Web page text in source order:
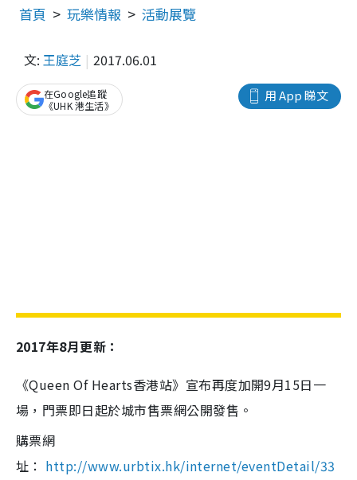
首頁 玩樂情報 活動展覽
文: 王庭芝 2017.06.01
用 App 睇文
在Google追蹤
《UHK 港生活》
2017年8月更新：
《Queen Of Hearts香港站》宣布再度加開9月15日一
場，門票即日起於城市售票網公開發售。
購票網
址： http://www.urbtix.hk/internet/eventDetail/33